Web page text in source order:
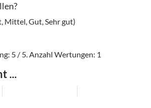
Mittel, Gut, Sehr gut)
5 / 5. Anzahl Wertungen: 1
...